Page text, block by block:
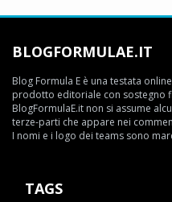
BLOGFORMULAE.IT
Blog Formula E è una testata
prodotto editoriale con sostegno
BlogFormulaE.it non si assume
terze-parti che appare nei
I nomi e i logo dei teams sono
TAGS